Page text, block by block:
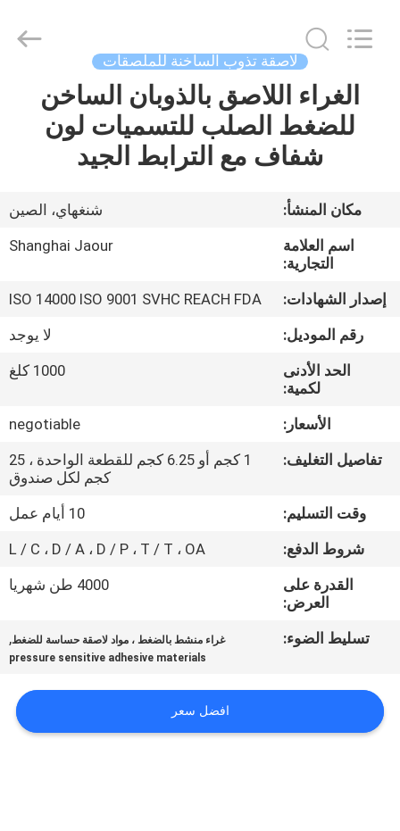
منتجات
معلومات
جولة
المصنع
مراقبة
الجودة
اتصل
أخبار
القضايا
عرض
أسعار
Adhesive
Products
لاصقة تذوب الساخنة للملصقات
الغراء اللاصق بالذوبان الساخن
للضغط الصلب للتسميات لون
شفاف مع الترابط الجيد
مكان المنشأ:
شنغهاي، الصين
اسم العلامة
التجارية:
Shanghai Jaour
إصدار الشهادات:
ISO 14000 ISO 9001 SVHC REACH FDA
رقم الموديل:
لا يوجد
الحد الأدنى
لكمية:
1000 كلغ
الأسعار:
negotiable
تفاصيل التغليف:
1 كجم أو 6.25 كجم للقطعة الواحدة ، 25
كجم لكل صندوق
وقت التسليم:
10 أيام عمل
شروط الدفع:
L / C ، D / A ، D / P ، T / T ، OA
القدرة على
العرض:
4000 طن شهريا
تسليط الضوء: غراء منشط بالضغط ، مواد لاصقة حساسة للضغط,
pressure sensitive adhesive materials
افضل سعر